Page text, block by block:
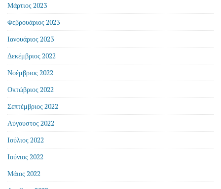
Μάρτιος 2023
Φεβρουάριος 2023
Ιανουάριος 2023
Δεκέμβριος 2022
Νοέμβριος 2022
Οκτώβριος 2022
Σεπτέμβριος 2022
Αύγουστος 2022
Ιούλιος 2022
Ιούνιος 2022
Μάιος 2022